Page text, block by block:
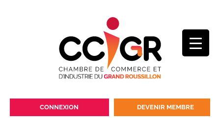
CONNEXION DEVENIR MEMBRE